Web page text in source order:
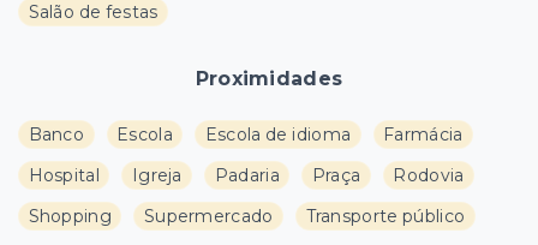
Salão de festas
Proximidades
Banco Escola Escola de idioma
Farmácia
Hospital
Igreja Padaria Praça
Rodovia
Shopping
Supermercado Transporte público